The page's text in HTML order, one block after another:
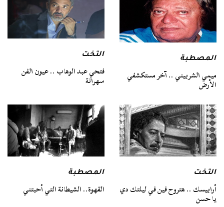
المصطبة
ميمي الشربيني .. آخر مستكشفي
الأرض
التخت
فتحي عبد الوهاب .. عيون الفن
سهرانة
التخت
أرابيسك .. هتروح فين في ليلتك دي
يا حسن
المصطبة
القهوة.. الشيطانة التي أحبتني